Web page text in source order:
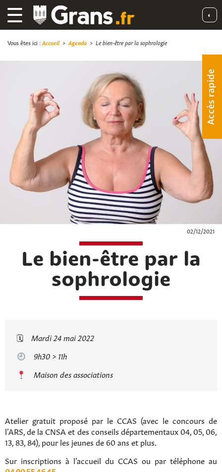
☰ ◐
Accès rapide
Vous êtes ici : Accueil> Agenda > Le bien-être par la sophrologie
02/12/2021
Le bien-être par la
sophrologie
🗓
Mardi 24 mai 2022
9h30 > 11h
Maison des associations
Atelier gratuit proposé par le CCAS (avec le concours de
l’ARS, de la CNSA et des conseils départementaux 04, 05, 06,
13, 83, 84), pour les jeunes de 60 ans et plus.
Sur inscriptions à l’accueil du CCAS ou par téléphone au